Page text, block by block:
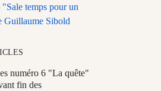
temps pour un
Guillaume Sibold
numéro 6 "La quête"
fin des